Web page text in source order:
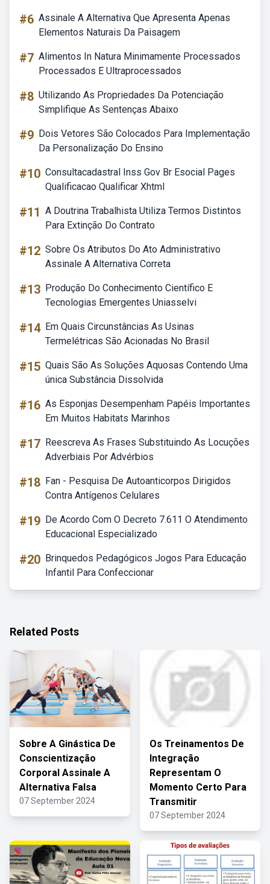
#6 Assinale A Alternativa Que Apresenta Apenas
Elementos Naturais Da Paisagem
#7 Alimentos In Natura Minimamente Processados
Processados E Ultraprocessados
#8 Utilizando As Propriedades Da Potenciação
Simplifique As Sentenças Abaixo
#9 Dois Vetores São Colocados Para Implementação
Da Personalização Do Ensino
#10 Consultacadastral Inss Gov Br Esocial Pages
Qualificacao Qualificar Xhtml
#11 A Doutrina Trabalhista Utiliza Termos Distintos
Para Extinção Do Contrato
#12 Sobre Os Atributos Do Ato Administrativo
Assinale A Alternativa Correta
#13 Produção Do Conhecimento Científico E
Tecnologias Emergentes Uniasselvi
#14 Em Quais Circunstâncias As Usinas
Termelétricas São Acionadas No Brasil
#15 Quais São As Soluções Aquosas Contendo Uma
única Substância Dissolvida
#16 As Esponjas Desempenham Papéis Importantes
Em Muitos Habitats Marinhos
#17 Reescreva As Frases Substituindo As Locuções
Adverbiais Por Advérbios
#18 Fan - Pesquisa De Autoanticorpos Dirigidos
Contra Antígenos Celulares
#19 De Acordo Com O Decreto 7.611 O Atendimento
Educacional Especializado
#20 Brinquedos Pedagógicos Jogos Para Educação
Infantil Para Confeccionar
Related Posts
Sobre A Ginástica De
Conscientização
Corporal Assinale A
Alternativa Falsa
07 September 2024
Os Treinamentos De
Integração
Representam O
Momento Certo Para
Transmitir
07 September 2024